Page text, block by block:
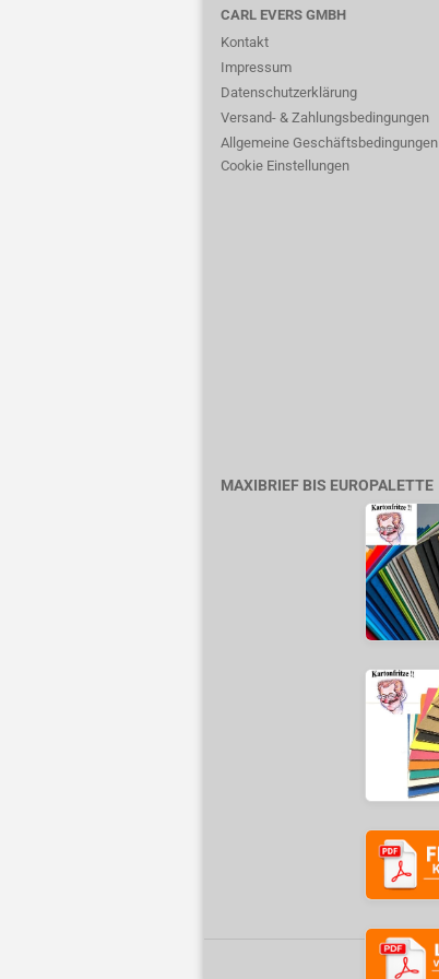
CARL EVERS GMBH
Kontakt
Impressum
Datenschutzerklärung
Versand- & Zahlungsbedingungen
Allgemeine Geschäftsbedingungen
Cookie Einstellungen
MAXIBRIEF BIS EUROPALETTE